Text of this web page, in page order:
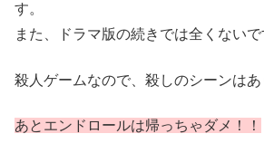
す。
また、ドラマ版の続きでは全くないで
殺人ゲームなので、殺しのシーンはあ
あとエンドロールは帰っちゃダメ！！